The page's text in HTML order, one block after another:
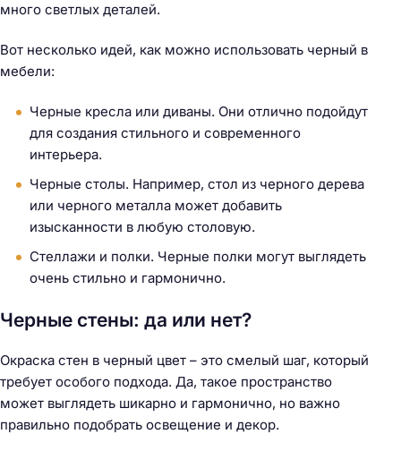
много светлых деталей.
Вот несколько идей, как можно использовать черный в
мебели:
Черные кресла или диваны. Они отлично подойдут
для создания стильного и современного
интерьера.
Черные столы. Например, стол из черного дерева
или черного металла может добавить
изысканности в любую столовую.
Стеллажи и полки. Черные полки могут выглядеть
очень стильно и гармонично.
Черные стены: да или нет?
Окраска стен в черный цвет – это смелый шаг, который
требует особого подхода. Да, такое пространство
может выглядеть шикарно и гармонично, но важно
правильно подобрать освещение и декор.